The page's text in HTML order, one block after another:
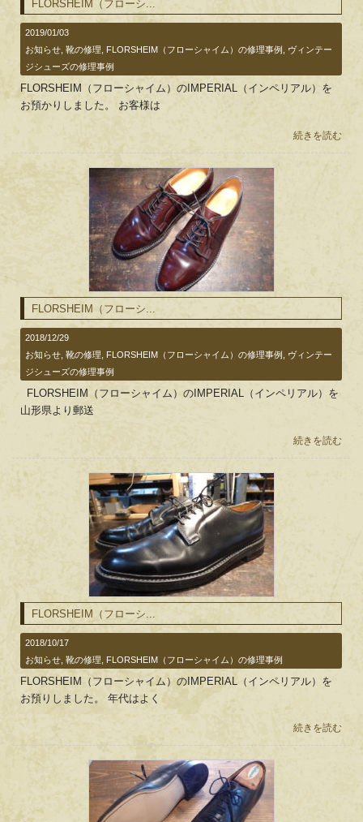
FLORSHEIM（フローシ...
2019/01/03
お知らせ ,靴の修理 FLORSHEIM（フローシャイム）の修理事例
ヴィンテー
ジシューズの修理事例
FLORSHEIM（フローシャイム）のIMPERIAL（インペリアル）を
お預かりしました。 お客様は
続きを読む
FLORSHEIM（フローシ...
2018/12/29
お知らせ ,靴の修理 FLORSHEIM（フローシャイム）の修理事例
ヴィンテー
ジシューズの修理事例
FLORSHEIM（フローシャイム）のIMPERIAL（インペリアル）を
山形県より郵送
続きを読む
FLORSHEIM（フローシ...
2018/10/17
お知らせ ,靴の修理 FLORSHEIM（フローシャイム）の修理事例
FLORSHEIM（フローシャイム）のIMPERIAL（インペリアル）を
お預りしました。 年代はよく
続きを読む